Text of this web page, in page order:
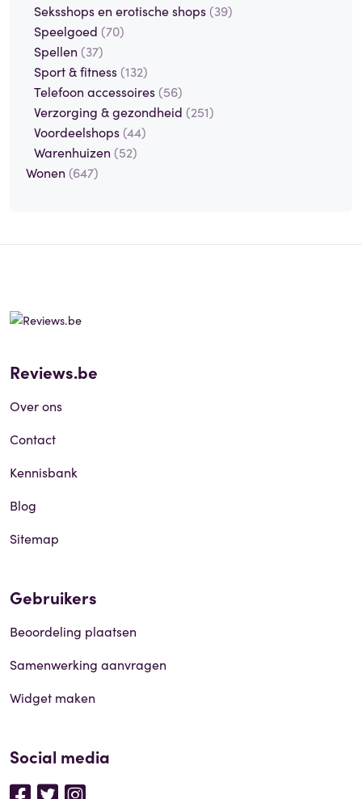
Seksshops en erotische shops (39)
Speelgoed (70)
Spellen (37)
Sport & fitness (132)
Telefoon accessoires (56)
Verzorging & gezondheid (251)
Voordeelshops (44)
Warenhuizen (52)
Wonen (647)
Reviews.be
Over ons
Contact
Kennisbank
Blog
Sitemap
Gebruikers
Beoordeling plaatsen
Samenwerking aanvragen
Widget maken
Social media